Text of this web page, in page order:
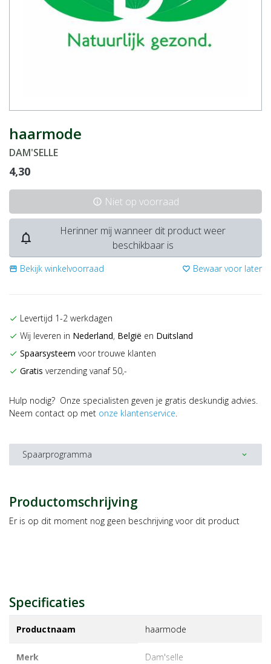
haarmode
DAM'SELLE
4,30
info Niet op voorraad
notifications_none
Herinner mij wanneer dit product weer
beschikbaar is
storefront Bekijk winkelvoorraad favorite_border Bewaar voor later
check Levertijd 1-2 werkdagen
check Wij leveren in Nederland, België en Duitsland
check Spaarsysteem voor trouwe klanten
check Gratis verzending vanaf 50,-
Hulp nodig? Onze specialisten geven je gratis deskundig advies.
Neem contact op met onze klantenservice.
Spaarprogramma expand_more
Productomschrijving
Er is op dit moment nog geen beschrijving voor dit product
Specificaties
Productnaam haarmode
Merk dam'selle